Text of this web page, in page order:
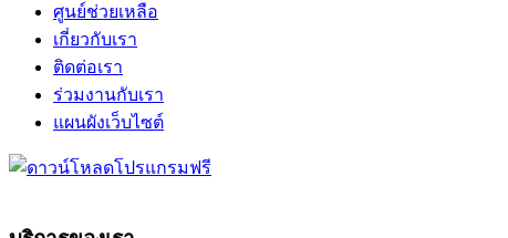
ศูนย์ช่วยเหลือ
เกี่ยวกับเรา
ติดต่อเรา
ร่วมงานกับเรา
แผนผังเว็บไซต์